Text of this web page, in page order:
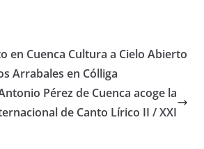
s
A
p
p
en Cuenca Cultura a Cielo Abierto
Arrabales en Cólliga
Pérez de Cuenca acoge la
de Canto Lírico II / XXI